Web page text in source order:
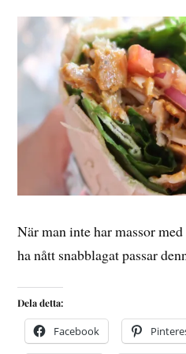
När man inte har massor
ha nått snabblagat passar
Dela detta:
Facebook